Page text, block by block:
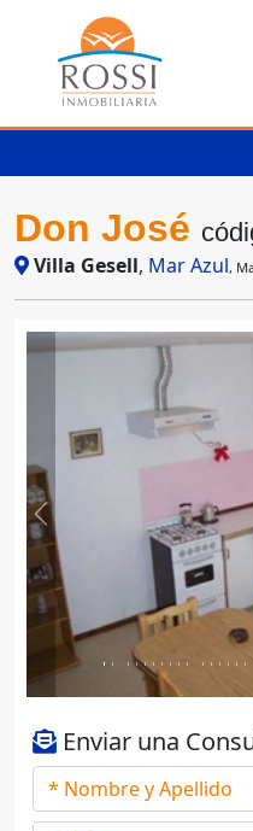
Don José
Villa Gesell, Mar Azul,
Previous
Enviar una